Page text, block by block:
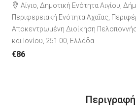
Αίγιο, Δημοτική Ενότητα Αιγίου,
Περιφερειακή Ενότητα Αχαΐας,
Αποκεντρωμένη Διοίκηση
και Ιονίου, 251 00, Ελλάδα
€86
Περιγραφή